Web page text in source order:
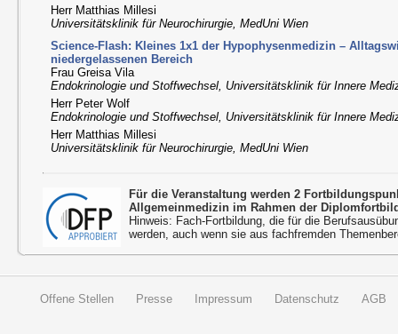
Herr Matthias Millesi
Universitätsklinik für Neurochirurgie, MedUni Wien
Science-Flash: Kleines 1x1 der Hypophysenmedizin –
niedergelassenen Bereich
Frau Greisa Vila
Endokrinologie und Stoffwechsel, Universitätsklinik für Innere
Herr Peter Wolf
Endokrinologie und Stoffwechsel, Universitätsklinik für Innere
Herr Matthias Millesi
Universitätsklinik für Neurochirurgie, MedUni Wien
Für die Veranstaltung werden 2
Allgemeinmedizin im Rahmen der
Hinweis: Fach-Fortbildung, die für die
werden, auch wenn sie aus fachfremden
Offene Stellen Presse Impressum Datenschutz AGB